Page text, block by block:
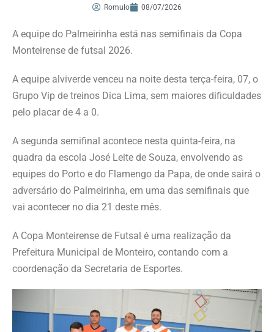
Romulo 08/07/2026
A equipe do Palmeirinha está nas semifinais da Copa
Monteirense de futsal 2026.
A equipe alviverde venceu na noite desta terça-feira, 07, o
Grupo Vip de treinos Dica Lima, sem maiores dificuldades
pelo placar de 4 a 0.
A segunda semifinal acontece nesta quinta-feira, na
quadra da escola José Leite de Souza, envolvendo as
equipes do Porto e do Flamengo da Papa, de onde sairá o
adversário do Palmeirinha, em uma das semifinais que
vai acontecer no dia 21 deste mês.
A Copa Monteirense de Futsal é uma realização da
Prefeitura Municipal de Monteiro, contando com a
coordenação da Secretaria de Esportes.